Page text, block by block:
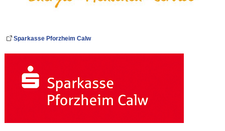
Sparkasse Pforzheim Calw